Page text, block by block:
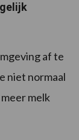
af te
niet normaal
melk